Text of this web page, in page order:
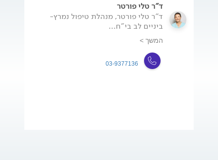
ד"ר טלי פורטר
ד"ר טלי פורטר, מנהלת טיפול נמרץ-
ביניים לב בי"ח...
המשך >
03-9377136